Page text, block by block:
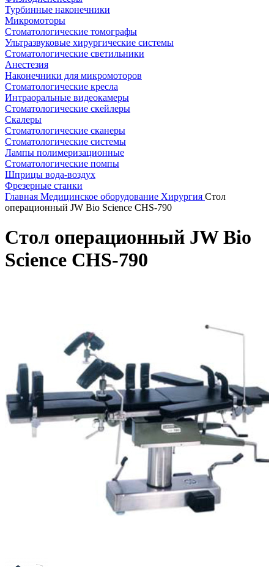
Турбинные наконечники
Микромоторы
Стоматологические томографы
Ультразвуковые хирургические системы
Стоматологические светильники
Анестезия
Наконечники для микромоторов
Стоматологические кресла
Интраоральные видеокамеры
Стоматологические скейлеры
Скалеры
Стоматологические сканеры
Стоматологические системы
Лампы полимеризационные
Стоматологические помпы
Шприцы вода-воздух
Фрезерные станки
Главная Медицинское оборудование Хирургия Стол
операционный JW Bio Science CHS-790
Стол операционный JW Bio
Science CHS-790